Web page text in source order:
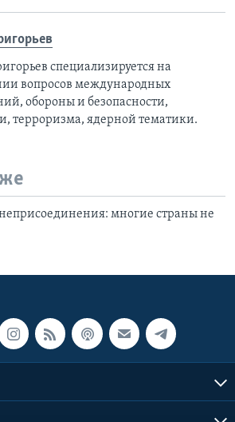
специализируется на
вопросов международных
обороны и безопасности,
терроризма, ядерной тематики.
многие страны не